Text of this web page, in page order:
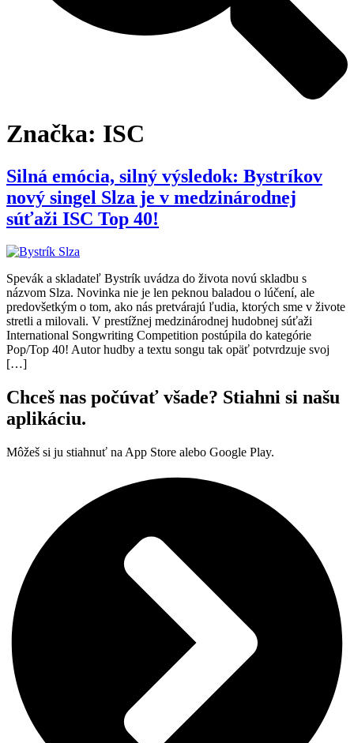
Značka: ISC
Silná emócia, silný výsledok: Bystríkov
nový singel Slza je v medzinárodnej
súťaži ISC Top 40!
Spevák a skladateľ Bystrík uvádza do života novú skladbu s
názvom Slza. Novinka nie je len peknou baladou o lúčení, ale
predovšetkým o tom, ako nás pretvárajú ľudia, ktorých sme v živote
stretli a milovali. V prestížnej medzinárodnej hudobnej súťaži
International Songwriting Competition postúpila do kategórie
Pop/Top 40! Autor hudby a textu songu tak opäť potvrdzuje svoj
[…]
Chceš nas počúvať všade? Stiahni si našu
aplikáciu.
Môžeš si ju stiahnuť na App Store alebo Google Play.